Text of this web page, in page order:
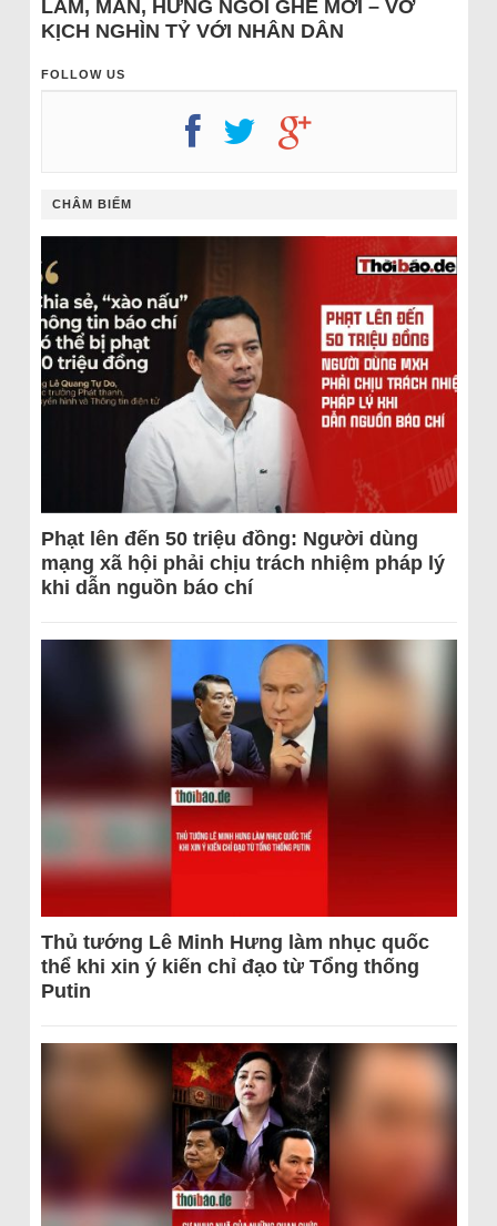
LÂM, MẪN, HƯNG NGỒI GHẾ MỚI – VỞ
KỊCH NGHÌN TỶ VỚI NHÂN DÂN
FOLLOW US
CHÂM BIẾM
Phạt lên đến 50 triệu đồng: Người dùng
mạng xã hội phải chịu trách nhiệm pháp lý
khi dẫn nguồn báo chí
Thủ tướng Lê Minh Hưng làm nhục quốc
thể khi xin ý kiến chỉ đạo từ Tổng thống
Putin